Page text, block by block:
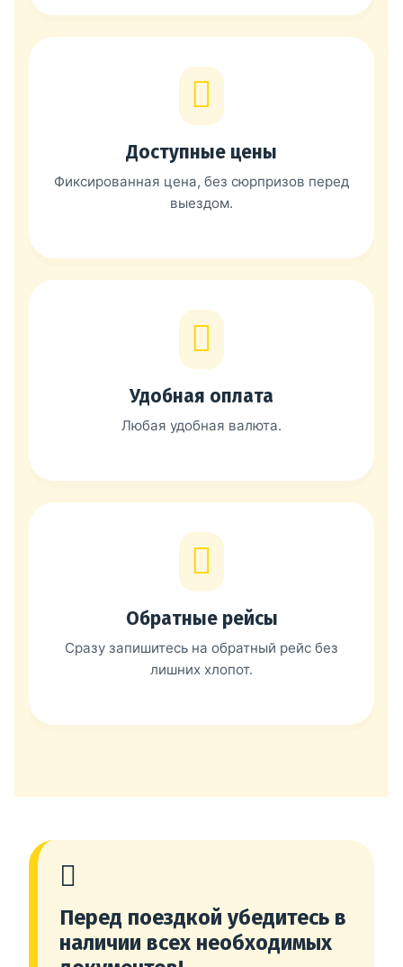
Доступные цены
Фиксированная цена, без сюрпризов перед
выездом.
Удобная оплата
Любая удобная валюта.
Обратные рейсы
Сразу запишитесь на обратный рейс без
лишних хлопот.
Перед поездкой убедитесь в
наличии всех необходимых